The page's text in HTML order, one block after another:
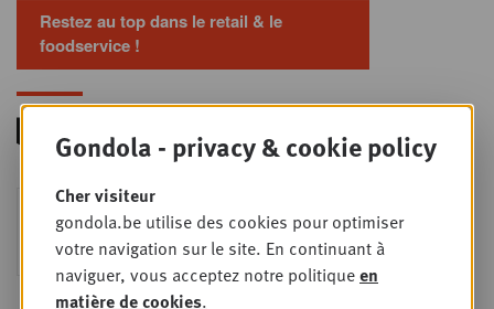
Restez au top dans le retail & le
foodservice !
9
SEPT
Foodservice - Joint
business planning
Intro to Negotiation: Succes aan de
onderhandelingstafel is geen toeval!
Gondola - privacy & cookie policy
Cher visiteur
gondola.be utilise des cookies pour optimiser
votre navigation sur le site. En continuant à
naviguer, vous acceptez notre politiqueen
matière de cookies.